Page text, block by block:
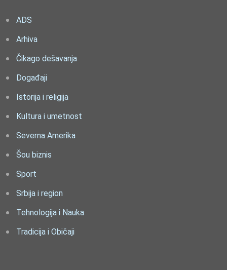
ADS
Arhiva
Čikago dešavanja
Događaji
Istorija i religija
Kultura i umetnost
Severna Amerika
Šou biznis
Sport
Srbija i region
Tehnologija i Nauka
Tradicija i Običaji